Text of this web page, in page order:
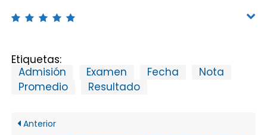
Etiquetas:
Admisión
Examen Fecha
Nota
Promedio
Resultado
Anterior